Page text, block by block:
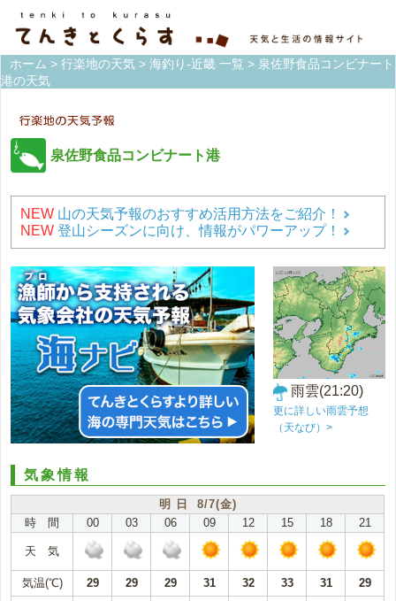
ホーム > 行楽地の天気 > 海釣り-近畿 一覧 > 泉佐野食品コンビナート
港の天気
泉佐野食品コンビナート港
NEW 山の天気予報のおすすめ活用方法をご紹介！
NEW 登山シーズンに向け、情報がパワーアップ！
雨雲(21:20)
更に詳しい雨雲予想
（天なび）>
気象情報
明 日 8/7(金)
時 間
00 03 06 09 12 15 18 21
天 気
気温(℃) 29 29 29 31 32 33 31
29